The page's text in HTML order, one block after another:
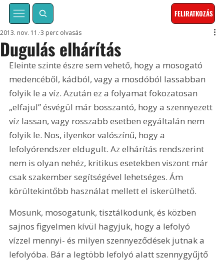
FELIRATKOZÁS
Dugulás elhárítás
2013. nov. 11. 3 perc olvasás
Eleinte szinte észre sem vehető, hogy a mosogató
medencéből, kádból, vagy a mosdóból lassabban
folyik le a víz. Azután ez a folyamat fokozatosan
„elfajul” ésvégül már bosszantó, hogy a szennyezett
víz lassan, vagy rosszabb esetben egyáltalán nem
folyik le. Nos, ilyenkor valószínű, hogy a
lefolyórendszer eldugult. Az elhárítás rendszerint
nem is olyan nehéz, kritikus esetekben viszont már
csak szakember segítségével lehetséges. Ám
körültekintőbb használat mellett el iskerülhető.
Mosunk, mosogatunk, tisztálkodunk, és közben
sajnos figyelmen kívül hagyjuk, hogy a lefolyó
vízzel mennyi- és milyen szennyeződések jutnak a
lefolyóba. Bár a legtöbb lefolyó alatt szennygyűjtő